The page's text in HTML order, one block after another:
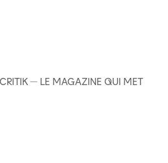
— LE MAGAZINE QUI MET